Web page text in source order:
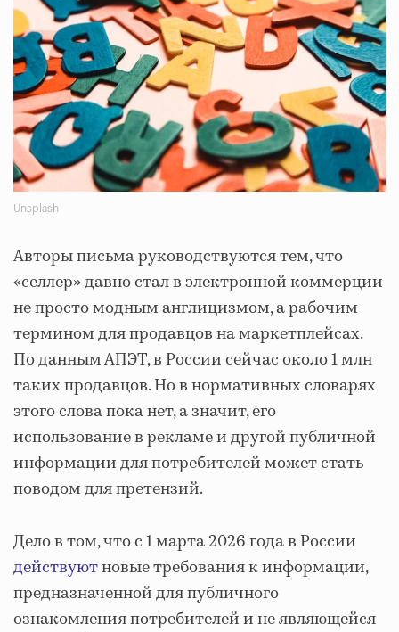
Unsplash
Авторы письма руководствуются тем, что
«селлер» давно стал в электронной коммерции
не просто модным англицизмом, а рабочим
термином для продавцов на маркетплейсах.
По данным АПЭТ, в России сейчас около 1 млн
таких продавцов. Но в нормативных словарях
этого слова пока нет, а значит, его
использование в рекламе и другой публичной
информации для потребителей может стать
поводом для претензий.
Дело в том, что с 1 марта 2026 года в России
действуютновые требования к информации,
предназначенной для публичного
ознакомления потребителей и не являющейся